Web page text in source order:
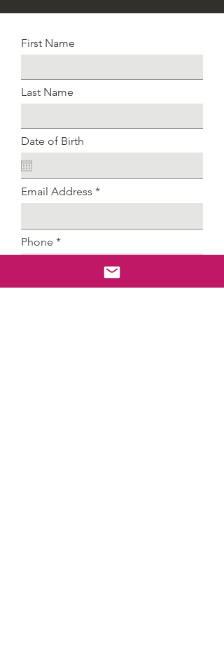
First Name
Last Name
Date of Birth
Email Address
Phone
Position Applying For